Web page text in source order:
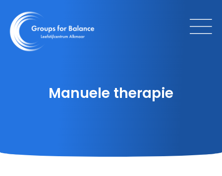
Manuele therapie